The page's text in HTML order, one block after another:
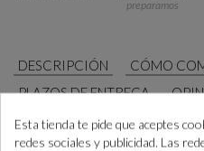
preparamos
DESCRIPCIÓN
CÓMO
PLAZOS DE ENTREGA
IDEALES PARA NUESTROS
Esta tienda te pide que aceptes
redes sociales y publicidad. Las